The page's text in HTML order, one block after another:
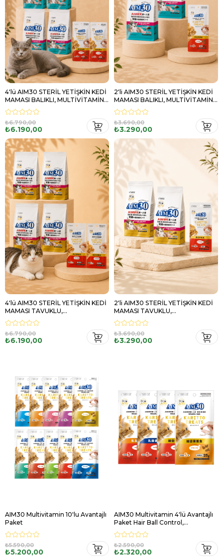
4'lü AIM30 STERİL YETİŞKİN KEDİ
MAMASI BALIKLI, MULTİVİTAMİN
HEDİYELİ
₺6.190,00
₺6.790,00
2'li AIM30 STERİL YETİŞKİN KEDİ
MAMASI BALIKLI, MULTİVİTAMİN
HEDİYELİ
₺3.290,00
₺3.690,00
4'lü AIM30 STERİL YETİŞKİN KEDİ
MAMASI TAVUKLU,
MULTİVİTAMİN HEDİYELİ
₺6.190,00
₺6.790,00
2'li AIM30 STERİL YETİŞKİN KEDİ
MAMASI TAVUKLU,
MULTİVİTAMİN HEDİYELİ
₺3.290,00
₺3.690,00
AIM30 Multivitamin 10'lu Avantajlı
Paket
₺5.200,00
₺5.590,00
AIM30 Multivitamin 4'lü Avantajlı
Paket Hair Ball Control,
Probiyotikli, Tuna Balıklı, Tavuklu
₺2.320,00
₺2.590,00